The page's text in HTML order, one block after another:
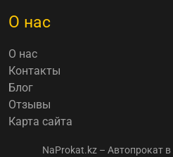
О нас
О нас
Контакты
Блог
Отзывы
Карта сайта
NaProkat.kz – Автопрокат